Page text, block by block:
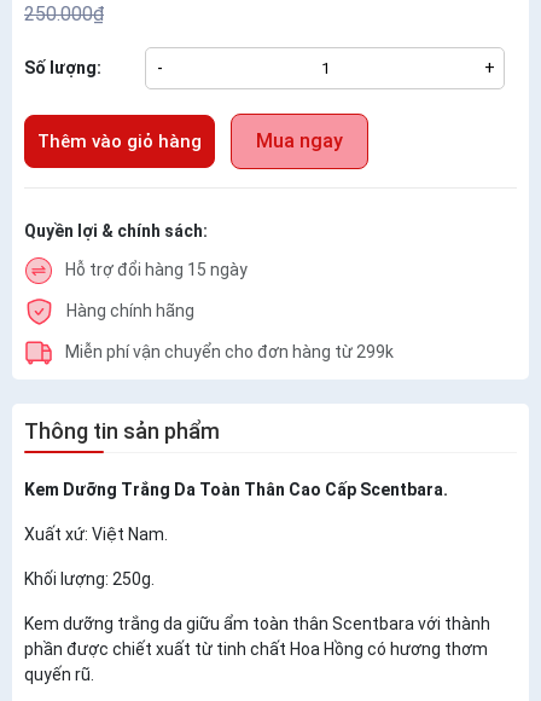
250.000₫
Số lượng: - +
Thêm vào giỏ hàng Mua ngay
Quyền lợi & chính sách:
Hỗ trợ đổi hàng 15 ngày
Hàng chính hãng
Miễn phí vận chuyển cho đơn hàng từ 299k
Thông tin sản phẩm
Kem Dưỡng Trắng Da Toàn Thân Cao Cấp Scentbara.
Xuất xứ: Việt Nam.
Khối lượng: 250g.
Kem dưỡng trắng da giữu ẩm toàn thân Scentbara với thành
phần được chiết xuất từ tinh chất Hoa Hồng có hương thơm
quyến rũ.